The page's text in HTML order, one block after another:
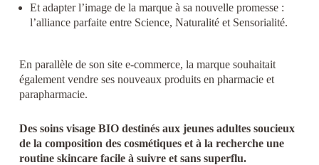
Et adapter l’image de la marque à sa nouvelle promesse :
l’alliance parfaite entre Science, Naturalité et Sensorialité.
En parallèle de son site e-commerce, la marque souhaitait
également vendre ses nouveaux produits en pharmacie et
parapharmacie.
Des soins visage BIO destinés aux jeunes adultes soucieux
de la composition des cosmétiques et à la recherche une
routine skincare facile à suivre et sans superflu.